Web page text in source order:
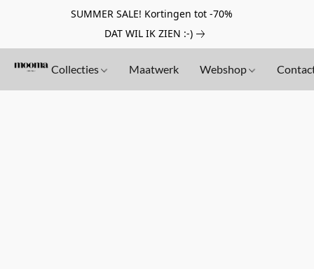
SUMMER SALE! Kortingen tot -70%
DAT WIL IK ZIEN :-)
Collecties Maatwerk Webshop